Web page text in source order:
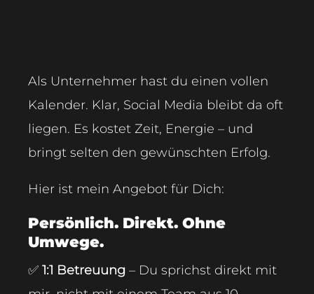
Als Unternehmer hast du einen vollen
Kalender. Klar, Social Media bleibt da oft
liegen. Es kostet Zeit, Energie – und
bringt selten den gewünschten Erfolg.
Hier ist mein Angebot für Dich:
Persönlich. Direkt. Ohne
Umwege.
✅ 1:1 Betreuung – Du sprichst direkt mit